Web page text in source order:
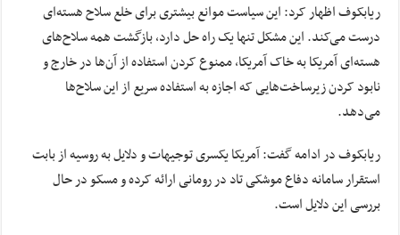
ریابکوف اظهار کرد: این سیاست موانع بیشتری برای خلع سلاح هسته‌ای
درست می‌کند. این مشکل تنها یک راه حل دارد، بازگشت همه سلاح‌های
هسته‌ای آمریکا به خاک آمریکا، ممنوع کردن استفاده از آن‌ها در خارج و
نابود کردن زیرساخت‌هایی که اجازه به استفاده سریع از این سلاح‌ها
می‌دهد.
ریابکوف در ادامه گفت: آمریکا یکسری توجیهات و دلایل به روسیه از بابت
استقرار سامانه دفاع موشکی تاد در رومانی ارائه کرده و مسکو در حال
بررسی این دلایل است.